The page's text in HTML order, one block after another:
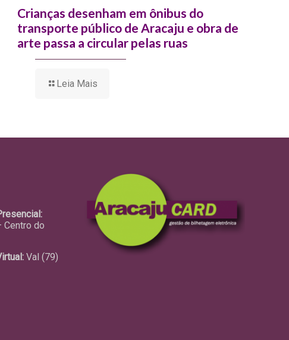
Crianças desenham em ônibus do
transporte público de Aracaju e obra de
arte passa a circular pelas ruas
Leia Mais
Centro do
Val (79)